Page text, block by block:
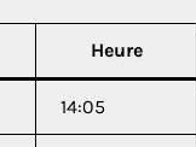
Heure
14:05